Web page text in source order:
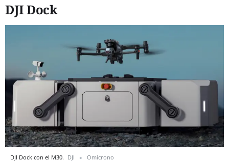
DJI Dock
DJI Dock con el M30. DJI Omicrono